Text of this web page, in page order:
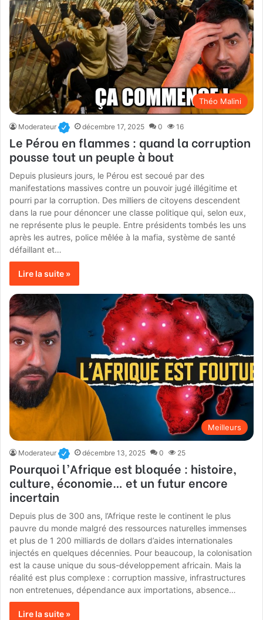
Théo Malini
Moderateur décembre 17, 2025 0 16
Le Pérou en flammes : quand la corruption
pousse tout un peuple à bout
Depuis plusieurs jours, le Pérou est secoué par des
manifestations massives contre un pouvoir jugé illégitime et
pourri par la corruption. Des milliers de citoyens descendent
dans la rue pour dénoncer une classe politique qui, selon eux,
ne représente plus le peuple. Entre présidents tombés les uns
après les autres, police mêlée à la mafia, système de santé
défaillant et…
Lire la suite »
Meilleurs
Moderateur décembre 13, 2025 0 25
Pourquoi l’Afrique est bloquée : histoire,
culture, économie… et un futur encore
incertain
Depuis plus de 300 ans, l’Afrique reste le continent le plus
pauvre du monde malgré des ressources naturelles immenses
et plus de 1 200 milliards de dollars d’aides internationales
injectés en quelques décennies. Pour beaucoup, la colonisation
est la cause unique du sous-développement africain. Mais la
réalité est plus complexe : corruption massive, infrastructures
non entretenues, dépendance aux importations, absence…
Lire la suite »